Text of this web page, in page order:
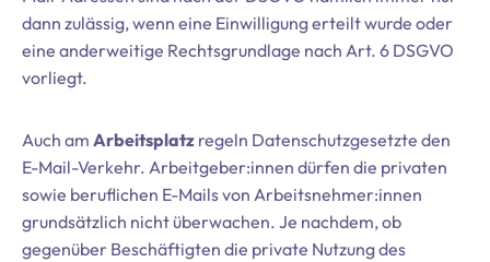
dann zulässig, wenn eine Einwilligung erteilt wurde oder
eine anderweitige Rechtsgrundlage nach Art. 6 DSGVO
vorliegt.
Auch am Arbeitsplatz regeln Datenschutzgesetzte den
E-Mail-Verkehr. Arbeitgeber:innen dürfen die privaten
sowie beruflichen E-Mails von Arbeitsnehmer:innen
grundsätzlich nicht überwachen. Je nachdem, ob
gegenüber Beschäftigten die private Nutzung des